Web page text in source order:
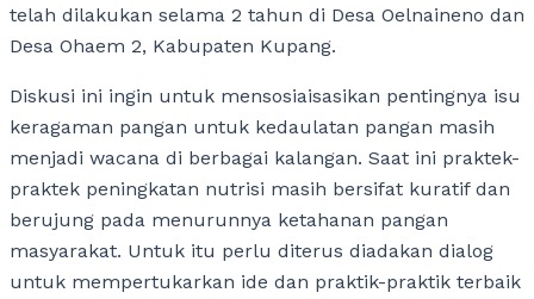
telah dilakukan selama 2 tahun di Desa Oelnaineno dan
Desa Ohaem 2, Kabupaten Kupang.
Diskusi ini ingin untuk mensosiaisasikan pentingnya isu
keragaman pangan untuk kedaulatan pangan masih
menjadi wacana di berbagai kalangan. Saat ini praktek-
praktek peningkatan nutrisi masih bersifat kuratif dan
berujung pada menurunnya ketahanan pangan
masyarakat. Untuk itu perlu diterus diadakan dialog
untuk mempertukarkan ide dan praktik-praktik terbaik